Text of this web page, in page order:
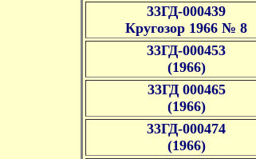
33ГД-000439
Кругозор 1966 № 8
33ГД-000453
(1966)
33ГД 000465
(1966)
33ГД-000474
(1966)